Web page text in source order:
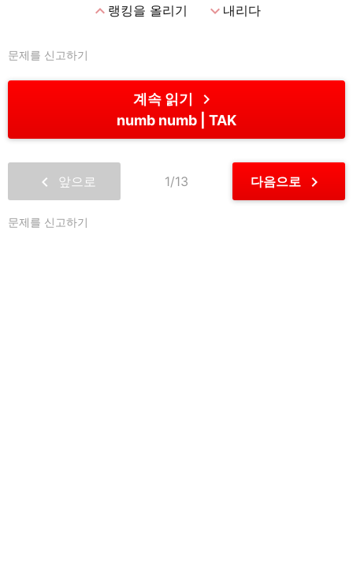
expand_less랭킹을 올리기 expand_more내리다
문제를 신고하기
계속 읽기 chevron_right
numb numb TAK
chevron_left 앞으로 1/13 다음으로 chevron_right
문제를 신고하기